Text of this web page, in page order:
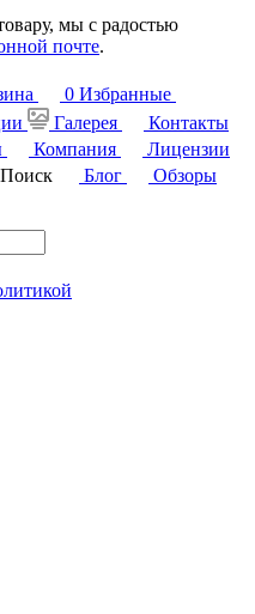
мы с радостью
почте.
0 Избранные
Галерея
Контакты
Компания
Лицензии
Поиск Блог
Обзоры